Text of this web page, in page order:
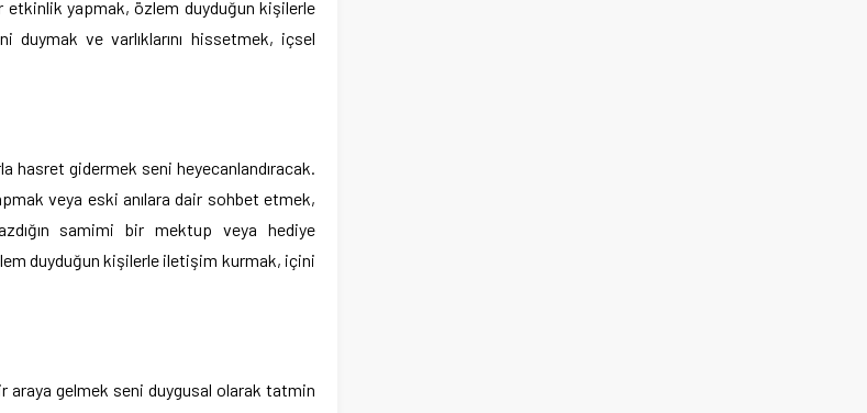
etkinlik yapmak, özlem duyduğun kişilerle
duymak ve varlıklarını hissetmek, içsel
hasret gidermek seni heyecanlandıracak.
veya eski anılara dair sohbet etmek,
samimi bir mektup veya hediye
duyduğun kişilerle iletişim kurmak, içini
araya gelmek seni duygusal olarak tatmin